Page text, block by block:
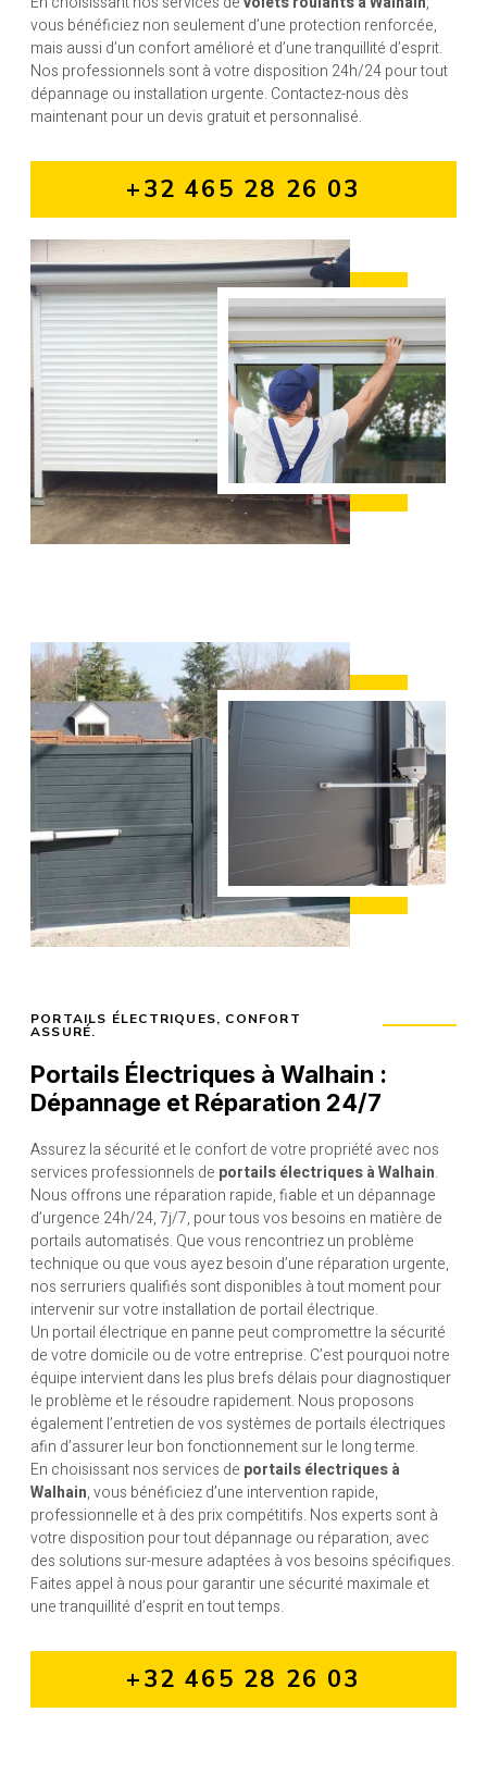
vous bénéficiez non seulement d’une protection renforcée,
mais aussi d’un confort amélioré et d’une tranquillité d’esprit.
Nos professionnels sont à votre disposition 24h/24 pour tout
dépannage ou installation urgente. Contactez-nous dès
maintenant pour un devis gratuit et personnalisé.
+32 465 28 26 03
PORTAILS ÉLECTRIQUES, CONFORT
ASSURÉ.
Portails Électriques à Walhain :
Dépannage et Réparation 24/7
Assurez la sécurité et le confort de votre propriété avec nos
services professionnels de portails électriques à Walhain.
Nous offrons une réparation rapide, fiable et un dépannage
d’urgence 24h/24, 7j/7, pour tous vos besoins en matière de
portails automatisés. Que vous rencontriez un problème
technique ou que vous ayez besoin d’une réparation urgente,
nos serruriers qualifiés sont disponibles à tout moment pour
intervenir sur votre installation de portail électrique.
Un portail électrique en panne peut compromettre la sécurité
de votre domicile ou de votre entreprise. C’est pourquoi notre
équipe intervient dans les plus brefs délais pour diagnostiquer
le problème et le résoudre rapidement. Nous proposons
également l’entretien de vos systèmes de portails électriques
afin d’assurer leur bon fonctionnement sur le long terme.
En choisissant nos services de portails électriques à
Walhain, vous bénéficiez d’une intervention rapide,
professionnelle et à des prix compétitifs. Nos experts sont à
votre disposition pour tout dépannage ou réparation, avec
des solutions sur-mesure adaptées à vos besoins spécifiques.
Faites appel à nous pour garantir une sécurité maximale et
une tranquillité d’esprit en tout temps.
+32 465 28 26 03